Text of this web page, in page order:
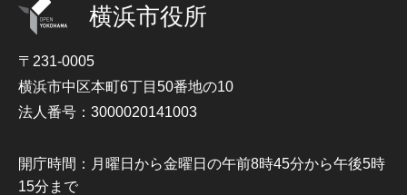
横浜市役所
〒231-0005
横浜市中区本町6丁目50番地の10
法人番号：3000020141003
開庁時間：月曜日から金曜日の午前8時45分から午後5時
15分まで